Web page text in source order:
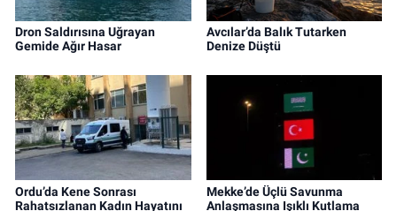
Dron Saldırısına Uğrayan
Gemide Ağır Hasar
Avcılar’da Balık Tutarken
Denize Düştü
Ordu’da Kene Sonrası
Rahatsızlanan Kadın Hayatını
Mekke’de Üçlü Savunma
Anlaşmasına Işıklı Kutlama